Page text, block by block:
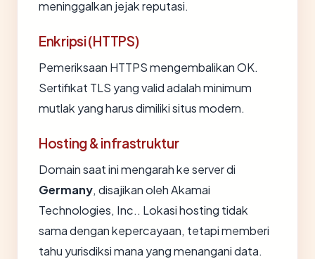
meninggalkan jejak reputasi.
Enkripsi (HTTPS)
Pemeriksaan HTTPS mengembalikan OK.
Sertifikat TLS yang valid adalah minimum
mutlak yang harus dimiliki situs modern.
Hosting & infrastruktur
Domain saat ini mengarah ke server di
Germany, disajikan oleh Akamai
Technologies, Inc.. Lokasi hosting tidak
sama dengan kepercayaan, tetapi memberi
tahu yurisdiksi mana yang menangani data.